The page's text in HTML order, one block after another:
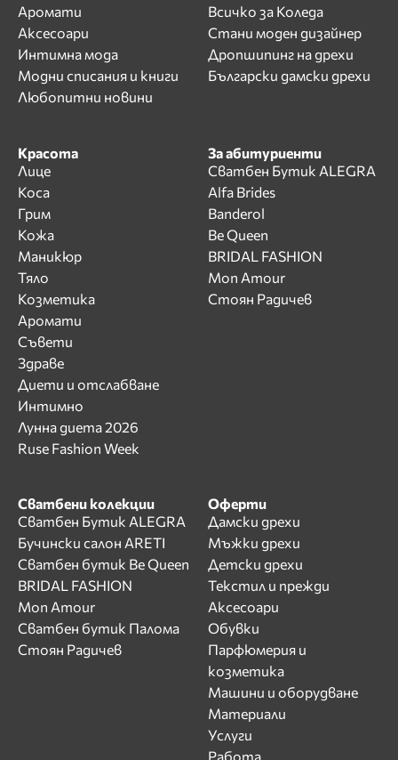
Аромати
Аксесоари
Интимна мода
Модни списания и книги
Любопитни новини
Всичко за Коледа
Стани моден дизайнер
Дропшипинг на дрехи
Български дамски дрехи
Красота
Лице
Коса
Грим
Кожа
Маникюр
Тяло
Козметика
Аромати
Съвети
Здраве
Диети и отслабване
Интимно
Лунна диета 2026
Ruse Fashion Week
За абитуриенти
Сватбен Бутик ALEGRA
Alfa Brides
Banderol
Be Queen
BRIDAL FASHION
Mon Amour
Стоян Радичев
Сватбени колекции
Сватбен Бутик ALEGRA
Бучински салон ARETI
Сватбен бутик Be Queen
BRIDAL FASHION
Mon Amour
Сватбен бутик Палома
Стоян Радичев
Оферти
Дамски дрехи
Мъжки дрехи
Детски дрехи
Текстил и прежди
Аксесоари
Обувки
Парфюмерия и
козметика
Машини и оборудване
Материали
Услуги
Работа